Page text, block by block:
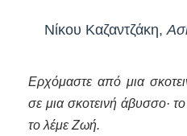
Νίκου Καζαντζάκη,
Ερχόμαστε από μια
σε μια σκοτεινή άβυσσο·
το λέμε Ζωή.